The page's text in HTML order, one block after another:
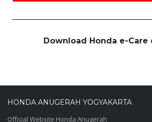
Download Honda e-Care
HONDA ANUGERAH YOGYAKARTA
Official Website Honda Anugerah